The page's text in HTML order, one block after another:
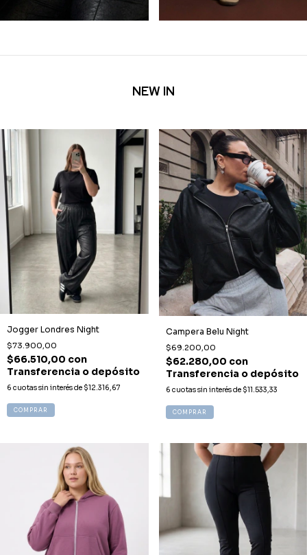
NEW IN
Jogger Londres Night
$73.900,00
$66.510,00 con
Transferencia o depósito
6 cuotas sin interés de $12.316,67
COMPRAR
Campera Belu Night
$69.200,00
$62.280,00 con
Transferencia o depósito
6 cuotas sin interés de $11.533,33
COMPRAR